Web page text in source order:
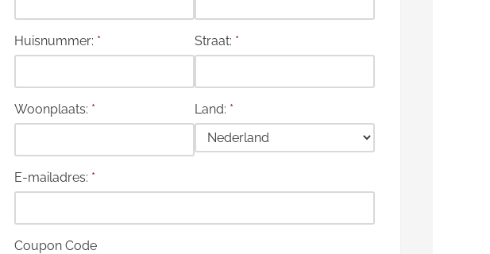
Huisnummer: * Straat: *
Woonplaats: * Land: *
E-mailadres: *
Coupon Code